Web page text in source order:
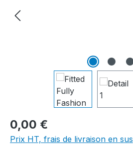
0,00 €
Prix HT, frais de livraison en sus